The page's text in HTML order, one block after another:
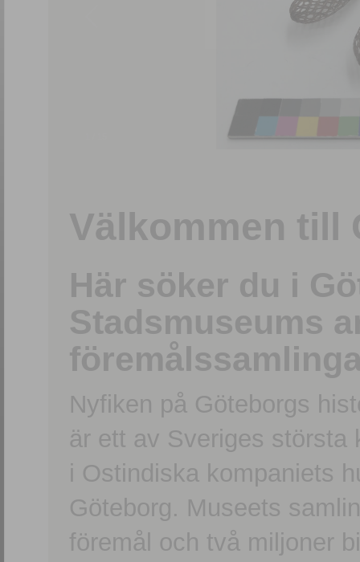
Välkommen till
Här söker du i
Stadsmuseums
Nyfiken på Göteborgs
är ett av Sveriges största
i Ostindiska kompaniets
Göteborg. Museets
föremål och två miljoner